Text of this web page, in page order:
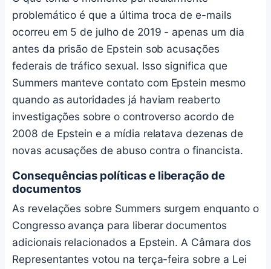
problemático é que a última troca de e-mails
ocorreu em 5 de julho de 2019 - apenas um dia
antes da prisão de Epstein sob acusações
federais de tráfico sexual. Isso significa que
Summers manteve contato com Epstein mesmo
quando as autoridades já haviam reaberto
investigações sobre o controverso acordo de
2008 de Epstein e a mídia relatava dezenas de
novas acusações de abuso contra o financista.
Consequências políticas e liberação de
documentos
As revelações sobre Summers surgem enquanto o
Congresso avança para liberar documentos
adicionais relacionados a Epstein. A Câmara dos
Representantes votou na terça-feira sobre a Lei